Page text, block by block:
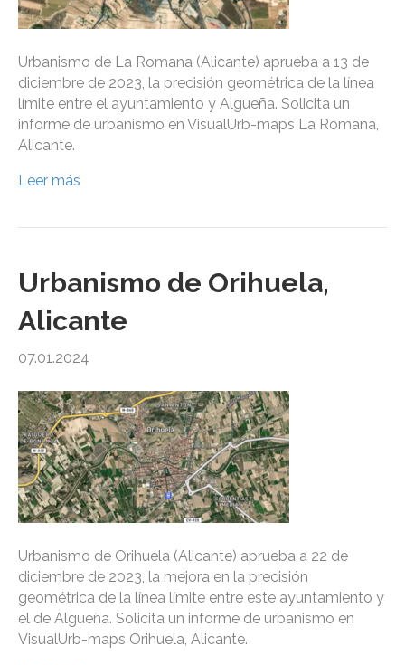
Urbanismo de La Romana (Alicante) aprueba a 13 de
diciembre de 2023, la precisión geométrica de la línea
límite entre el ayuntamiento y Algueña. Solicita un
informe de urbanismo en VisualUrb-maps La Romana,
Alicante.
Leer más
Urbanismo de Orihuela,
Alicante
07.01.2024
Urbanismo de Orihuela (Alicante) aprueba a 22 de
diciembre de 2023, la mejora en la precisión
geométrica de la línea límite entre este ayuntamiento y
el de Algueña. Solicita un informe de urbanismo en
VisualUrb-maps Orihuela, Alicante.